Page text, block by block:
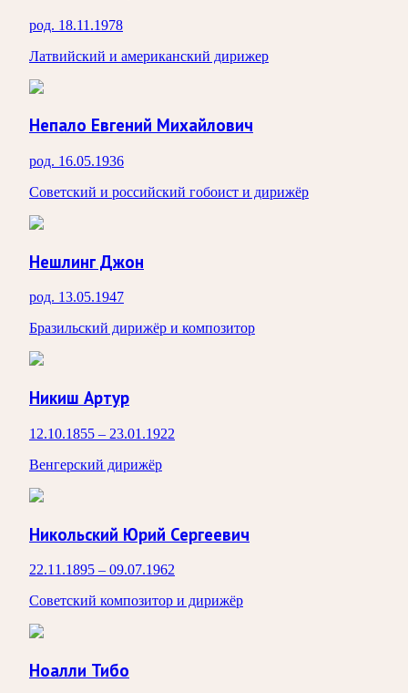
род. 18.11.1978
Латвийский и американский дирижер
Непало Евгений Михайлович
род. 16.05.1936
Советский и российский гобоист и дирижёр
Нешлинг Джон
род. 13.05.1947
Бразильский дирижёр и композитор
Никиш Артур
12.10.1855 – 23.01.1922
Венгерский дирижёр
Никольский Юрий Сергеевич
22.11.1895 – 09.07.1962
Советский композитор и дирижёр
Ноалли Тибо